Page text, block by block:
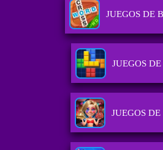
JUEGOS DE
JUEGOS
JUEGOS